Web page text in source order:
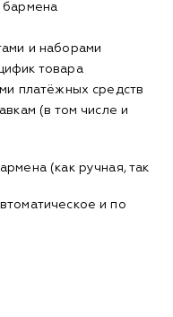
бармена
и наборами
товара
платёжных средств
(в том числe и
(как ручная, так
и по